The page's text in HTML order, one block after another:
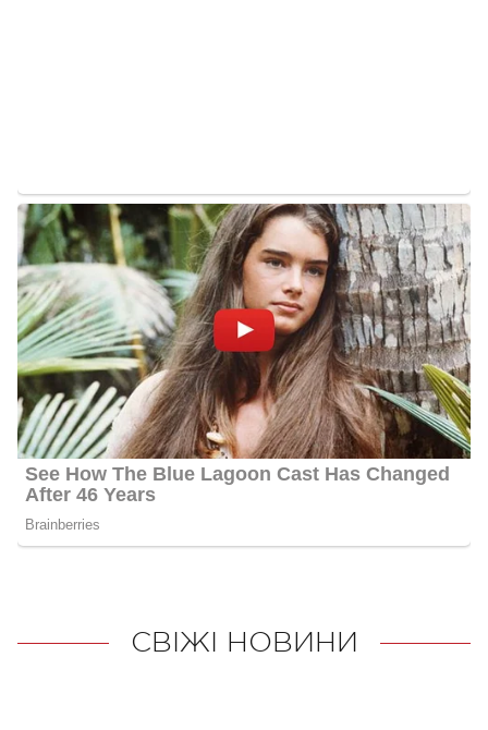
СВІЖІ НОВИНИ